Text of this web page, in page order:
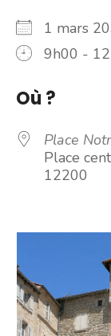
1 mars
9h00 -
Où ?
Place
Place
12200